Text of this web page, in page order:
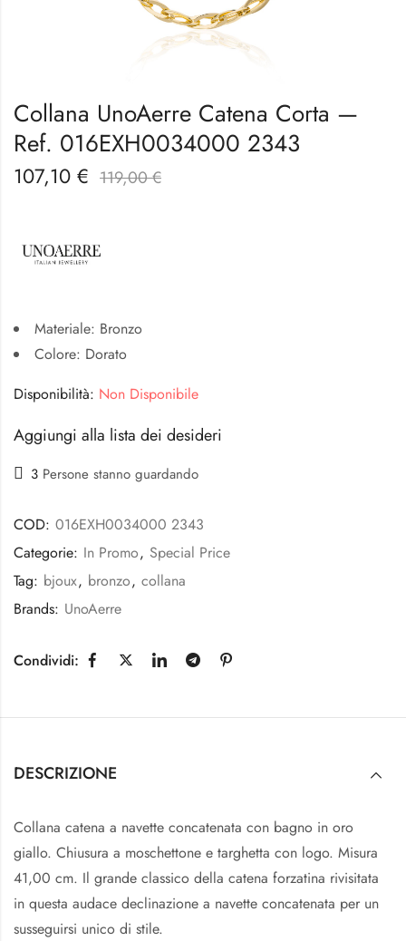
Collana UnoAerre Catena Corta —
Ref. 016EXH0034000 2343
107,10 € 119,00€
Materiale: Bronzo
Colore: Dorato
Disponibilità: Non Disponibile
Aggiungi alla lista dei desideri
3 Persone stanno guardando
COD: 016EXH0034000 2343
Categorie: In Promo, Special Price
Tag: bjoux, bronzo, collana
Brands: UnoAerre
Condividi:
DESCRIZIONE
Collana catena a navette concatenata con bagno in oro
giallo. Chiusura a moschettone e targhetta con logo. Misura
41,00 cm. Il grande classico della catena forzatina rivisitata
in questa audace declinazione a navette concatenata per un
susseguirsi unico di stile.